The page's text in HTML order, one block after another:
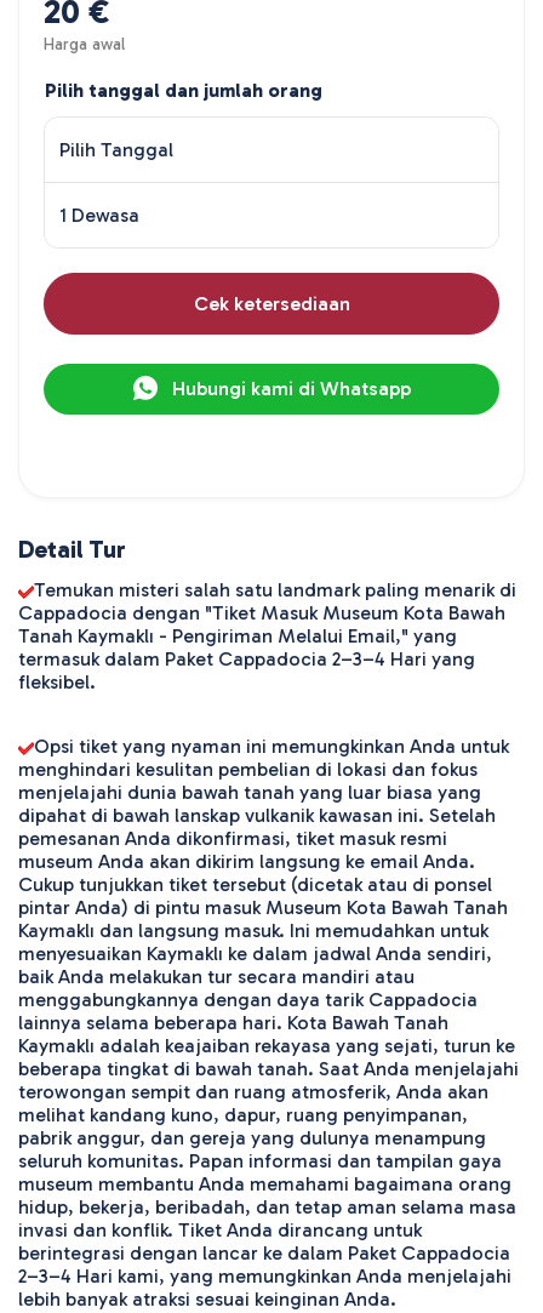
20 €
Harga awal
Pilih tanggal dan jumlah orang
Pilih Tanggal
1 Dewasa
Cek ketersediaan
Hubungi kami di Whatsapp
Detail Tur
Temukan misteri salah satu landmark paling menarik di
Cappadocia dengan "Tiket Masuk Museum Kota Bawah
Tanah Kaymaklı - Pengiriman Melalui Email," yang
termasuk dalam Paket Cappadocia 2–3–4 Hari yang
fleksibel.
Opsi tiket yang nyaman ini memungkinkan Anda untuk
menghindari kesulitan pembelian di lokasi dan fokus
menjelajahi dunia bawah tanah yang luar biasa yang
dipahat di bawah lanskap vulkanik kawasan ini. Setelah
pemesanan Anda dikonfirmasi, tiket masuk resmi
museum Anda akan dikirim langsung ke email Anda.
Cukup tunjukkan tiket tersebut (dicetak atau di ponsel
pintar Anda) di pintu masuk Museum Kota Bawah Tanah
Kaymaklı dan langsung masuk. Ini memudahkan untuk
menyesuaikan Kaymaklı ke dalam jadwal Anda sendiri,
baik Anda melakukan tur secara mandiri atau
menggabungkannya dengan daya tarik Cappadocia
lainnya selama beberapa hari. Kota Bawah Tanah
Kaymaklı adalah keajaiban rekayasa yang sejati, turun ke
beberapa tingkat di bawah tanah. Saat Anda menjelajahi
terowongan sempit dan ruang atmosferik, Anda akan
melihat kandang kuno, dapur, ruang penyimpanan,
pabrik anggur, dan gereja yang dulunya menampung
seluruh komunitas. Papan informasi dan tampilan gaya
museum membantu Anda memahami bagaimana orang
hidup, bekerja, beribadah, dan tetap aman selama masa
invasi dan konflik. Tiket Anda dirancang untuk
berintegrasi dengan lancar ke dalam Paket Cappadocia
2–3–4 Hari kami, yang memungkinkan Anda menjelajahi
lebih banyak atraksi sesuai keinginan Anda.